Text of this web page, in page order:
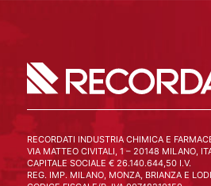
RECORDATI INDUSTRIA CHIMICA E
VIA MATTEO CIVITALI, 1 – 20148 MILANO,
CAPITALE SOCIALE € 26.140.644,50 I.V.
REG. IMP. MILANO, MONZA, BRIANZA E